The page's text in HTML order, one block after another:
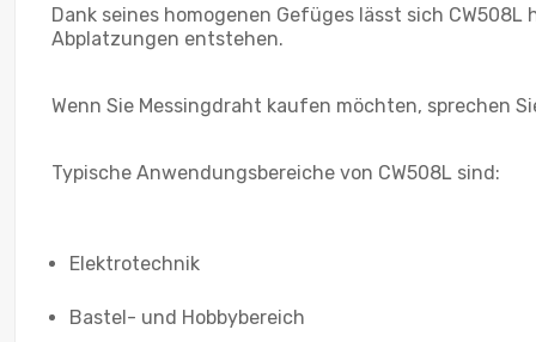
Dank seines homogenen Gefüges lässt sich
Abplatzungen entstehen.
Wenn Sie Messingdraht kaufen möchten, sprechen
Typische Anwendungsbereiche von CW508L sind:
Elektrotechnik
Bastel- und Hobbybereich